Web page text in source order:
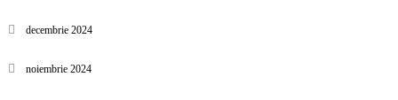
decembrie 2024
noiembrie 2024